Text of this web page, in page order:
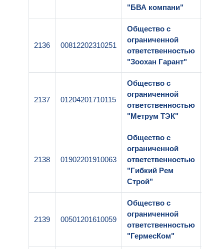
"БВА компани"
2136 00812202310251
Общество с
ограниченной
ответственностью
"Зоохан Гарант"
2137 01204201710115
Общество с
ограниченной
ответственностью
"Метрум ТЭК"
2138 01902201910063
Общество с
ограниченной
ответственностью
"Гибкий Рем
Строй"
2139 00501201610059
Общество с
ограниченной
ответственностью
"ГермесКом"